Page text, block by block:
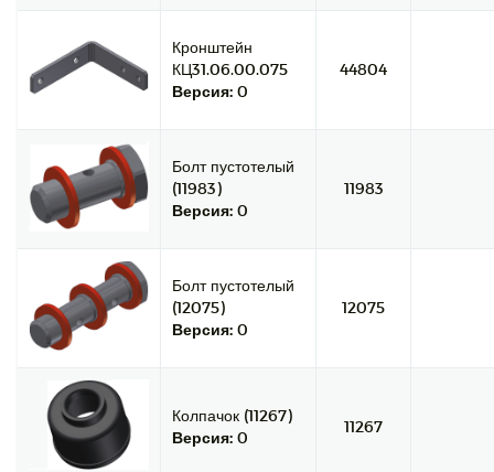
Кронштейн
КЦ31.06.00.075
Версия: 0
44804
Болт пустотелый
(11983)
Версия: 0
11983
Болт пустотелый
(12075)
Версия: 0
12075
Колпачок (11267)
Версия: 0
11267